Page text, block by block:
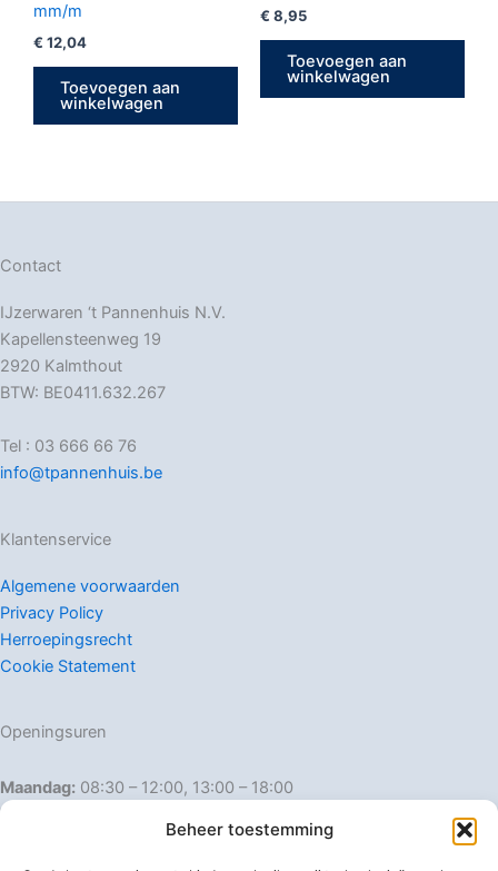
Beheer toestemming
mm/m
€ 12,04
Toevoegen aan
winkelwagen
€ 8,95
Toevoegen aan
winkelwagen
Contact
IJzerwaren ‘t Pannenhuis N.V.
Kapellensteenweg 19
2920 Kalmthout
BTW: BE0411.632.267
Tel : 03 666 66 76
info@tpannenhuis.be
Klantenservice
Algemene voorwaarden
Privacy Policy
Herroepingsrecht
Cookie Statement
Openingsuren
Maandag: 08:30 – 12:00, 13:00 – 18:00
Dinsdag:
08:30 – 12:00, 13:00 – 18:00